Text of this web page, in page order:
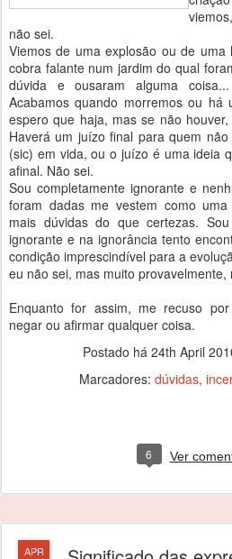
não sei.
Viemos de uma explosão ou de
cobra falante num jardim do qual
dúvida e ousaram alguma
Acabamos quando morremos ou há
espero que haja, mas se não
Haverá um juízo final para quem
(sic) em vida, ou o juízo é uma ideia
afinal. Não sei.
Sou completamente ignorante e
foram dadas me vestem como
mais dúvidas do que certezas.
ignorante e na ignorância tento
condição imprescindível para a
eu não sei, mas muito provavelmente,
Enquanto for assim, me recuso
negar ou afirmar qualquer coisa.
Postado há 24th April
Marcadores: dúvidas
6 Ver
APR